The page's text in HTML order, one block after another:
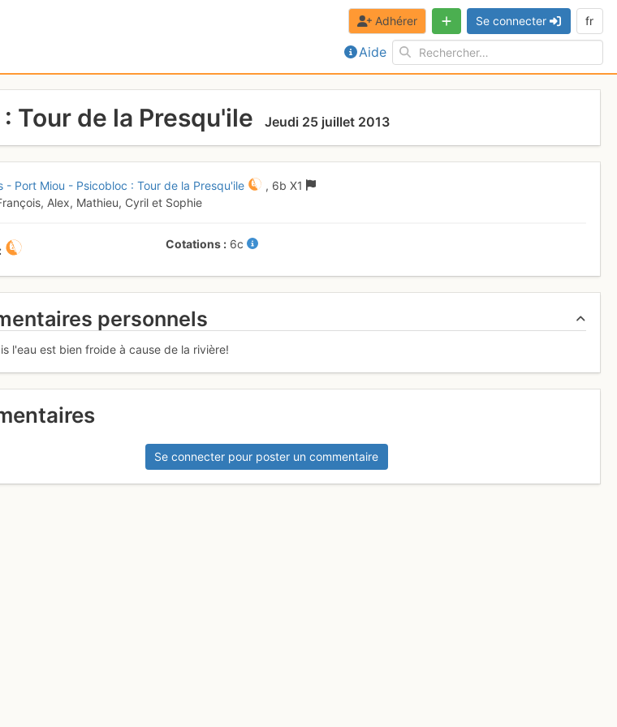
Aide
Adhérer Se connecter fr
Tour de la Presqu'ile Jeudi 25 juillet 2013
- Port Miou - Psicobloc : Tour de la Presqu'ile , 6b X1
Alex, Mathieu, Cyril et Sophie
Cotations 6c
personnels
l'eau est bien froide à cause de la rivière!
Se connecter pour poster un commentaire